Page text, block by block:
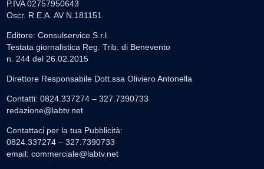
P.IVA 02757950643
Oscr. R.E.A. AV N.181151
Editore: Consulservice S.r.l.
Testata giornalistica Reg. Trib. di Benevento
n. 244 del 26.02.2015
Direttore Responsabile Dott.ssa Oliviero Antonella
Contatti: 0824.337274 – 327.7390733
redazione@labtv.net
Contattaci per la tua Pubblicità:
0824.337274 – 327.7390733
email: commerciale@labtv.net